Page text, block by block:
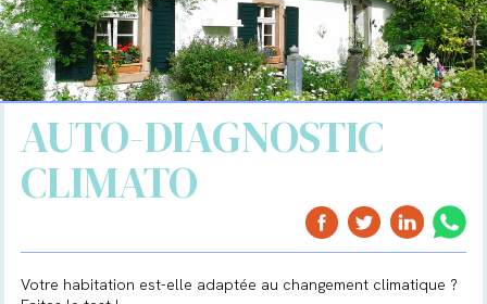
AUTO-DIAGNOSTIC
CLIMATO
Votre habitation est-elle adaptée au changement climatique ?